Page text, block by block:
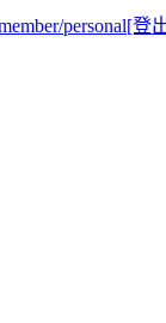
personal[登